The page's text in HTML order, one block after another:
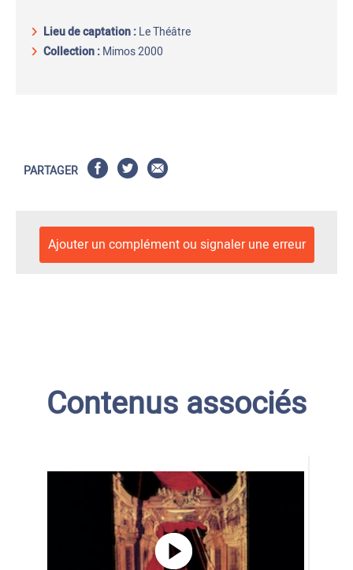
Lieu de captation:Le Théâtre
Collection :Mimos 2000
PARTAGER
Ajouter un complément ou signaler une erreur
Contenus associés